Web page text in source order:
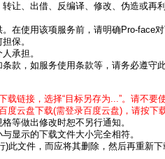
让、出借、反编译、修改、伪造或再
在使用该项服务前，请明确Pro-face
保。
承担。
款，如服务使用条款等，请务必遵守此
载链接，选择“目标另存为...”。请不要
度云盘下载(需登录百度云盘)，请按下
等做出修改时恕不另行通知。
显示的下载文件大小完全相符。
此文件，而应将其删除，然后再重新下